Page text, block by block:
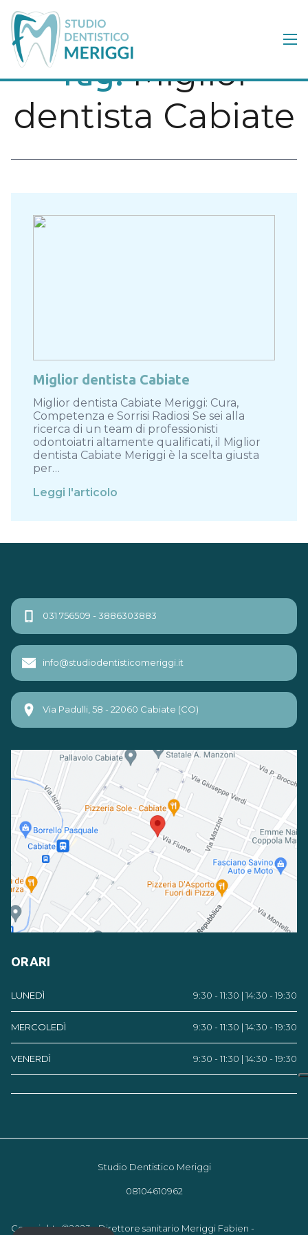
Tag:Miglior
dentista Cabiate
Miglior dentista Cabiate
Miglior dentista Cabiate Meriggi: Cura,
Competenza e Sorrisi Radiosi Se sei alla
ricerca di un team di professionisti
odontoiatri altamente qualificati, il Miglior
dentista Cabiate Meriggi è la scelta giusta
per…
Leggi l'articolo
031 756509 - 3886303883
info@studiodentisticomeriggi.it
Via Padulli, 58 - 22060 Cabiate (CO)
ORARI
LUNEDÌ 9:30 - 11:30 | 14:30 - 19:30
MERCOLEDÌ 9:30 - 11:30 | 14:30 - 19:30
VENERDÌ 9:30 - 11:30 | 14:30 - 19:30
Studio Dentistico Meriggi
08104610962
Copyrights ©2023 - Direttore sanitario Meriggi Fabien -